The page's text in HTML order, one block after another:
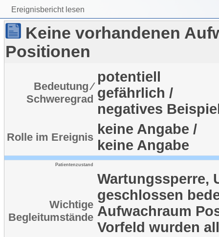
Ereignisbericht lesen
Keine vorhandenen
Positionen
Bedeutung ⁄
Schweregrad
potentiell
gefährlich /
negatives
Rolle im Ereignis
keine Angabe /
keine Angabe
Patientenzustand
Wichtige
Begleitumstände
Wartungssperre,
geschlossen
Aufwachraum
Vorfeld wurden